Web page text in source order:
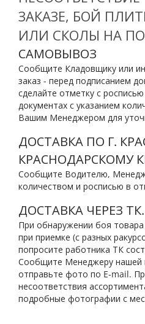
ЗАКАЗЕ, БОЙ
ИЛИ СКОЛЫ НА
САМОВЫВОЗ
Сообщите Кладовщику или
заказ - перед подписанием
сделайте отметку с
документах с указанием
Вашим Менеджером для
ДОСТАВКА ПО Г.
КРАСНОДАРСКОМУ
Сообщите Водителю,
количеством и росписью в
ДОСТАВКА ЧЕРЕЗ ТК.
При обнаружении боя
при приемке (с разных
попросите работника ТК
Сообщите Менеджеру нашей
отправьте фото по E-mail.
несоответствия
подробные фотографии с